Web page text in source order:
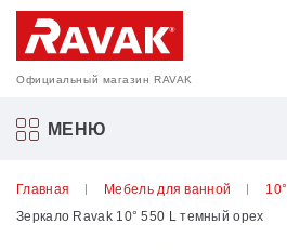
Официальный магазин RAVAK
МЕНЮ
Акриловые ванны Ravak
Главная Мебель для ванной
10°
Зеркало Ravak 10° 550 L темный орех